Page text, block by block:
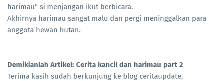
harimau" si menjangan ikut berbicara.
Akhirnya harimau sangat malu dan pergi meninggalkan para
anggota hewan hutan.
Demikianlah Artikel: Cerita kancil dan harimau part 2
Terima kasih sudah berkunjung ke blog ceritaupdate,